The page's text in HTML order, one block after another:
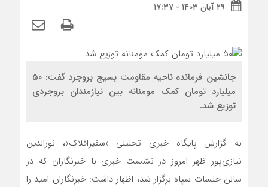
۲۹ آبان ۱۴۰۳ - ۱۷:۳۷
جانشین فرمانده ناحیه مقاومت بسیج بروجرد گفت: ۵۰
میلیارد تومان کمک مومنانه بین نیازمندان بروجردی
توزیع شد.
به گزارش پایگاه خبری تحلیلی «سفیرافلاک»، نورالدین
نیازی‌پور ظهر امروز در نشست خبری با خبرنگاران که در
سالن جلسات سپاه برگزار شد، اظهار داشت: خبرنگاران امید را